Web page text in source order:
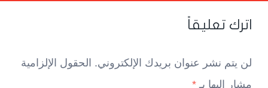
اترك تعليقاً
لن يتم نشر عنوان بريدك الإلكتروني. الحقول الإلزامية
مشار إليها بـ *